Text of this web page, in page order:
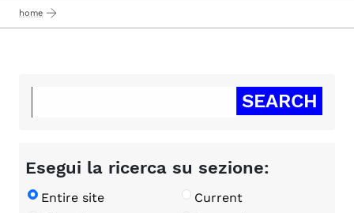
home
Esegui la ricerca su sezione:
Entire site
Current